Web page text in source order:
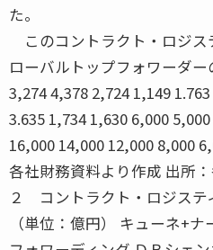
た。
このコントラクト・ロジ
ローバルトップフォワーダ
3,274 4,378 2,724 1,149
3.635 1,734 1,630 6,000
16,000 14,000 12,000 8,000
各社財務資料より作成 出所
２ コントラクト・ロジステ
（単位：億円） キューネ+